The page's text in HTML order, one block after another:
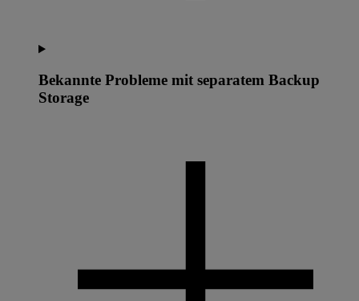
Bekannte Probleme mit separatem Backup
Storage